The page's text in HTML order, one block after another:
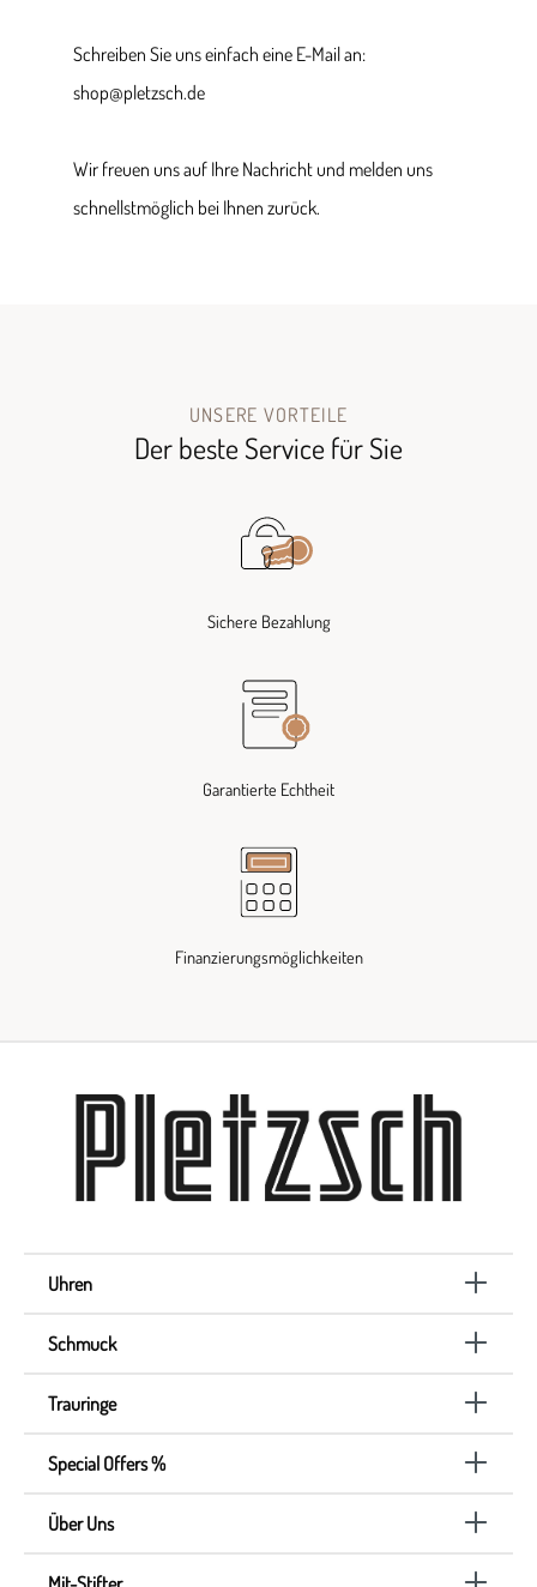
Schreiben Sie uns einfach eine E-Mail an:
shop@pletzsch.de
Wir freuen uns auf Ihre Nachricht und melden uns
schnellstmöglich bei Ihnen zurück.
UNSERE VORTEILE
Der beste Service für Sie
Sichere Bezahlung
Garantierte Echtheit
Finanzierungsmöglichkeiten
Uhren
Schmuck
Trauringe
Special Offers %
Über Uns